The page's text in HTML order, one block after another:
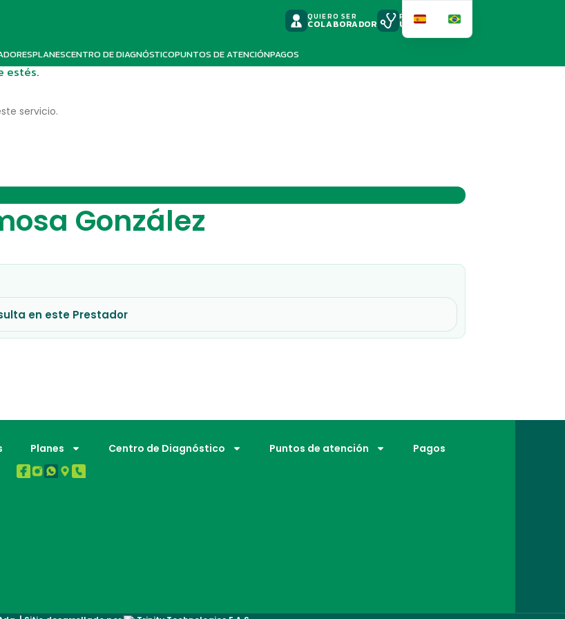
QUIERO SER
COLABORADOR
PODSCAST
UNIMED
PLANESCENTRO DE DIAGNÓSTICOPUNTOS DE ATENCIÓNPAGOS
estés.
servicio.
González
en este Prestador
BUENA SALUD.
Planes Centro de Diagnóstico Puntos de atención Pagos